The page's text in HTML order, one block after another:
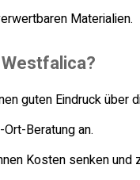
Materialien.
guten Eindruck über
Beratung an.
Kosten senken